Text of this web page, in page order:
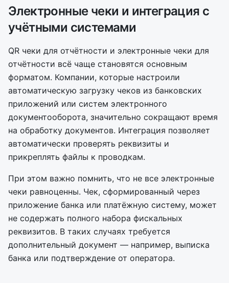
Электронные чеки и интеграция с
учётными системами
QR чеки для отчётности и электронные чеки для
отчётности всё чаще становятся основным
форматом. Компании, которые настроили
автоматическую загрузку чеков из банковских
приложений или систем электронного
документооборота, значительно сокращают время
на обработку документов. Интеграция позволяет
автоматически проверять реквизиты и
прикреплять файлы к проводкам.
При этом важно помнить, что не все электронные
чеки равноценны. Чек, сформированный через
приложение банка или платёжную систему, может
не содержать полного набора фискальных
реквизитов. В таких случаях требуется
дополнительный документ — например, выписка
банка или подтверждение от оператора.